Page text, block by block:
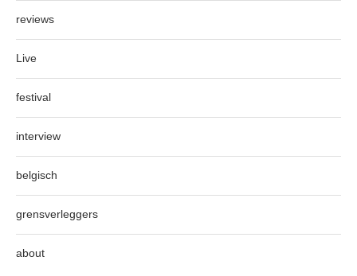
reviews
Live
festival
interview
belgisch
grensverleggers
about